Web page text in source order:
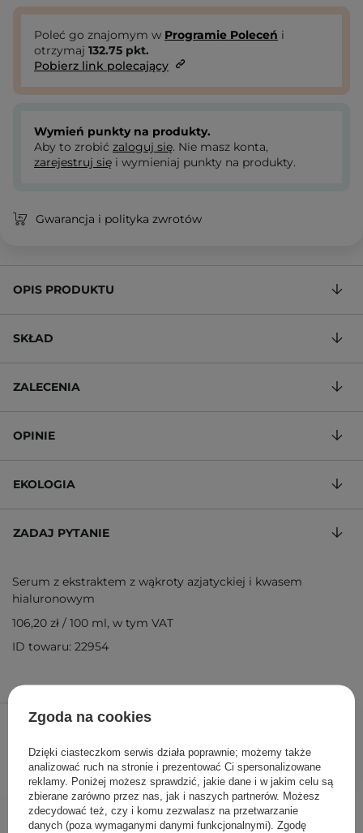
53,10 zł 59,00 zł
DODAJ DO KOSZYKA
Poleć go znajomym w Programie Poleceń i
otrzymaj 132.75 pkt.
Pobierz link polecający
Wymień punkty na produkty.
Aby to zrobić zaloguj się. Nie masz konta,
zarejestruj się i wymieniaj punkty na produkty.
Gwarancja i polityka zwrotów
OPIS PRODUKTU
SKŁAD
ZALECENIA
OPINIE
EKOLOGIA
ZADAJ PYTANIE
Serum z ekstraktem z wąkroty azjatyckiej i kwasem
hialuronowym
106,20 zł / 100 ml, w tym VAT
ID towaru: 22954
Inni klienci sprawdzali również
Zgoda na cookies
Dzięki ciasteczkom serwis działa poprawnie; możemy także
analizować ruch na stronie i prezentować Ci spersonalizowane
reklamy. Poniżej możesz sprawdzić, jakie dane i w jakim celu są
zbierane zarówno przez nas, jak i naszych partnerów. Możesz
zdecydować też, czy i komu zezwalasz na przetwarzanie
danych (poza wymaganymi danymi funkcjonalnymi). Zgodę